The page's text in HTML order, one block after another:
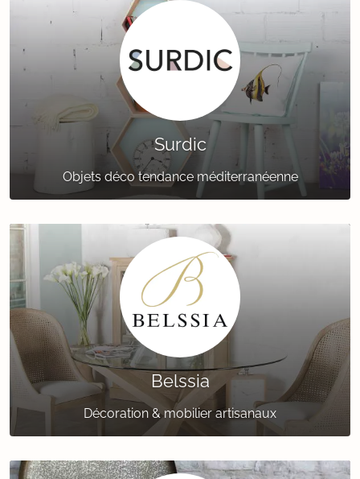
Surdic
Objets déco tendance méditerranéenne
Belssia
Décoration & mobilier artisanaux